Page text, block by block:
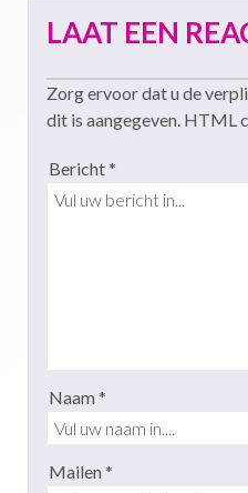
LAAT EEN
Zorg ervoor dat u de
dit is aangegeven. HTML
Bericht *
Naam *
Mailen *